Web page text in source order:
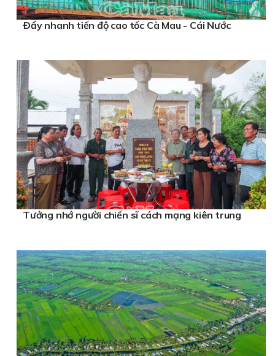
Ðẩy nhanh tiến độ cao tốc Cà Mau - Cái Nước
Tưởng nhớ người chiến sĩ cách mạng kiên trung